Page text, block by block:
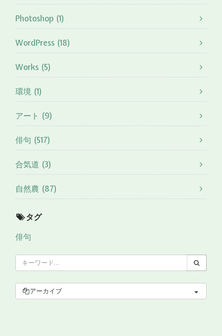
Photoshop (1)
WordPress (18)
Works (5)
環境 (1)
アート (9)
俳句 (517)
合気道 (3)
自然農 (87)
タグ
俳句
アーカイブ